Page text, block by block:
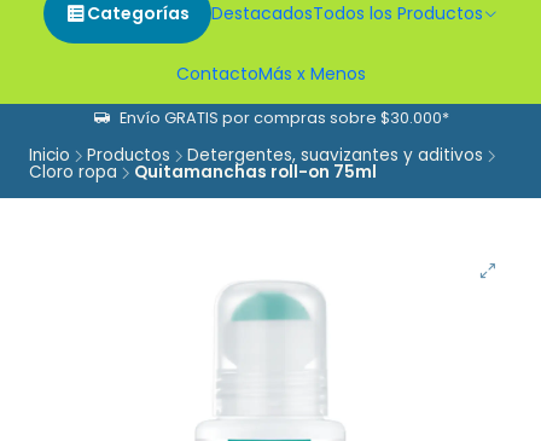
Categorías DestacadosTodos los Productos
ContactoMás x Menos
Envío GRATIS por compras sobre $30.000*
Inicio Productos Detergentes, suavizantes y aditivos
Cloro ropa Quitamanchas roll-on 75ml